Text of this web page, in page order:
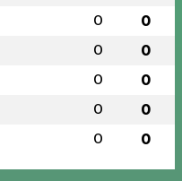
0 0
0 0
0 0
0 0
0 0